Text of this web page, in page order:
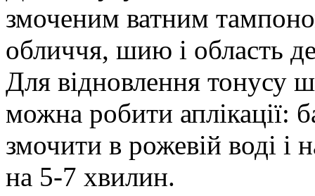
змоченим ватним
обличчя, шию і область
Для відновлення тонусу
можна робити аплікації:
змочити в рожевій воді і
на 5-7 хвилин.